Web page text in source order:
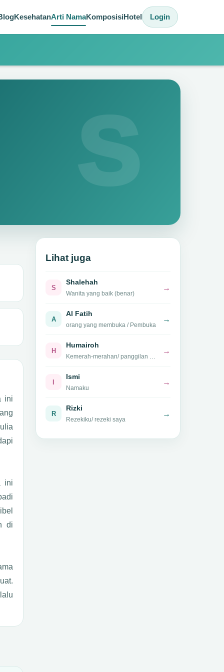
KesehatanArti NamaKomposisiHotel Login
S
ini
ini
di
Lihat juga
S
Shalehah
Wanita yang baik (benar)
→
A
Al Fatih
orang yang membuka / Pembuka
→
H
Humairoh
→
I
Ismi
Namaku
→
R
Rizki
Rezekiku/ rezeki saya
→